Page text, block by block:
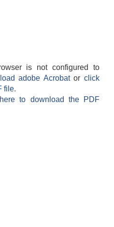
is not configured to
adobe Acrobatorclick
file.
to download the PDF